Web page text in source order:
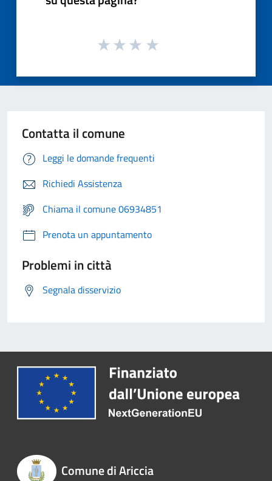
Contatta il comune
Leggi le domande frequenti
Richiedi Assistenza
Chiama il comune 06934851
Prenota un appuntamento
Problemi in città
Segnala disservizio
Comune di Ariccia